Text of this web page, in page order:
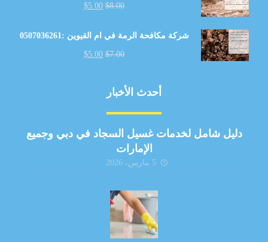
$8.00
$5.00
شركة مكافحة الرمة في ام القيوين :0507036261
$7.00
$5.00
أحدث الأخبار
دليل شامل لخدمات غسيل السجاد في دبي وجميع
الإمارات
5 مارس، 2026